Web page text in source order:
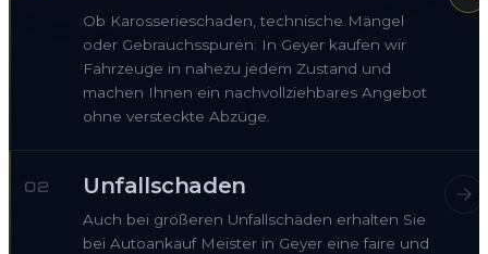
Ob Karosserieschaden, technische Mängel
oder Gebrauchsspuren: In Geyer kaufen wir
Fahrzeuge in nahezu jedem Zustand und
machen Ihnen ein nachvollziehbares Angebot
ohne versteckte Abzüge.
02 Unfallschaden
Auch bei größeren Unfallschäden erhalten Sie
bei Autoankauf Meister in Geyer eine faire und